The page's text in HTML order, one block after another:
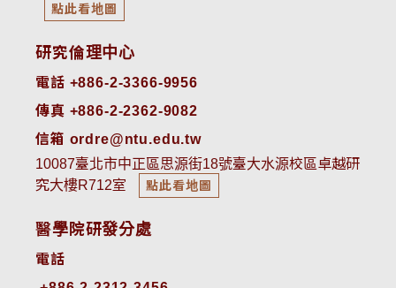
點此看地圖
研究倫理中心
電話 +886-2-3366-9956
傳真 +886-2-2362-9082
信箱 ordre@ntu.edu.tw
10087臺北市中正區思源街18號臺大水源校區卓越研
究大樓R712室
點此看地圖
醫學院研發分處
電話